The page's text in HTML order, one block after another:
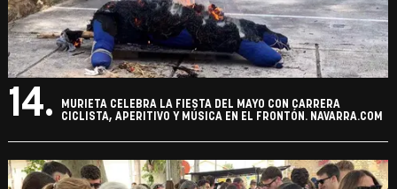
14.
MURIETA CELEBRA LA FIESTA DEL MAYO CON CARRERA
CICLISTA, APERITIVO Y MÚSICA EN EL FRONTÓN. NAVARRA.COM